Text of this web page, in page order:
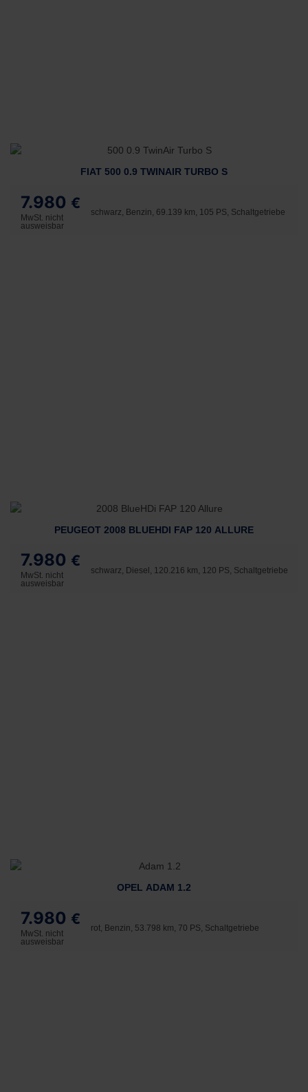
FIAT 500 0.9 TWINAIR TURBO S
7.980 €
MwSt. nicht
ausweisbar
schwarz, Benzin, 69.139 km, 105 PS, Schaltgetriebe
PEUGEOT 2008 BLUEHDI FAP 120 ALLURE
7.980 €
MwSt. nicht
ausweisbar
schwarz, Diesel, 120.216 km, 120 PS, Schaltgetriebe
OPEL ADAM 1.2
7.980 €
MwSt. nicht
ausweisbar
rot, Benzin, 53.798 km, 70 PS, Schaltgetriebe